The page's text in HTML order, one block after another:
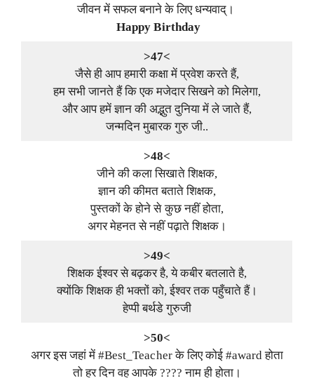
जीवन में सफल बनाने के लिए धन्यवाद्।
Happy Birthday
>47<
जैसे ही आप हमारी कक्षा में प्रवेश करते हैं,
हम सभी जानते हैं कि एक मजेदार सिखने को मिलेगा,
और आप हमें ज्ञान की अद्भुत दुनिया में ले जाते हैं,
जन्मदिन मुबारक गुरु जी..
>48<
जीने की कला सिखाते शिक्षक,
ज्ञान की कीमत बताते शिक्षक,
पुस्तकों के होने से कुछ नहीं होता,
अगर मेहनत से नहीं पढ़ाते शिक्षक।
>49<
शिक्षक ईश्वर से बढ़कर है, ये कबीर बतलाते है,
क्योंकि शिक्षक ही भक्तों को, ईश्वर तक पहुँचाते हैं।
हेप्पी बर्थडे गुरुजी
>50<
अगर इस जहां में #Best_Teacher के लिए कोई #award होता
तो हर दिन वह आपके ???? नाम ही होता।